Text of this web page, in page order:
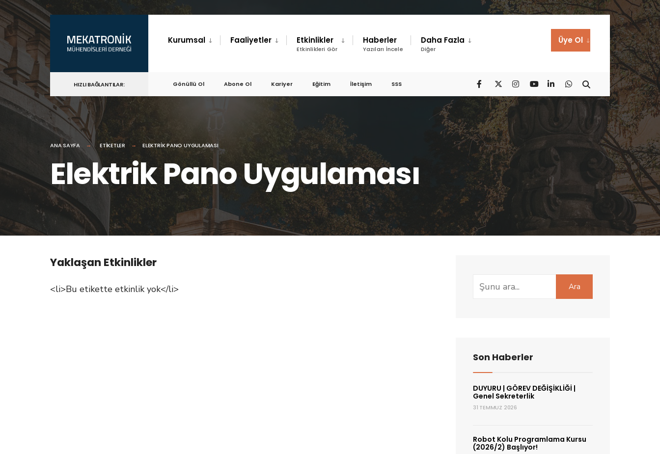
content
Kurumsal Faaliyetler Etkinlikler
Etkinlikleri Gör
Haberler
Yazıları İncele
Daha Fazla
Diğer
Üye Ol
HIZLI BAĞLANTILAR: Gönüllü Ol Abone Ol Kariyer Eğitim İletişim SSS
ANA SAYFA ETIKETLER ELEKTRIK PANO UYGULAMASI
Elektrik Pano Uygulaması
Yaklaşan Etkinlikler
<li>Bu etikette etkinlik yok</li>
Search
for:
Ara
Son Haberler
DUYURU | GÖREV DEĞİŞİKLİĞİ |
Genel Sekreterlik
31 TEMMUZ 2026
Robot Kolu Programlama Kursu
(2026/2) Başlıyor!